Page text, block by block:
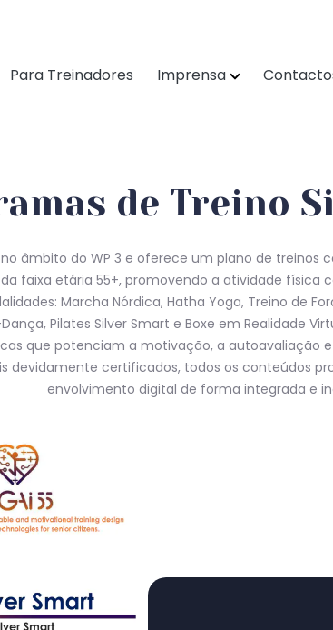
Para Treinadores Imprensa
de Treino
âmbito do WP 3 e oferece um plano de treinos
faixa etária 55+, promovendo a atividade física
Marcha Nórdica, Hatha Yoga, Treino de
Pilates Silver Smart e Boxe em Realidade
que potenciam a motivação, a autoavaliação
devidamente certificados, todos os conteúdos
envolvimento digital de forma integrada e